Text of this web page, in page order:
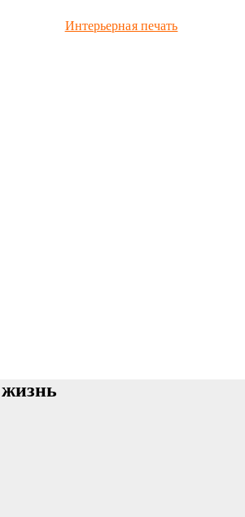
Интерьерная печать